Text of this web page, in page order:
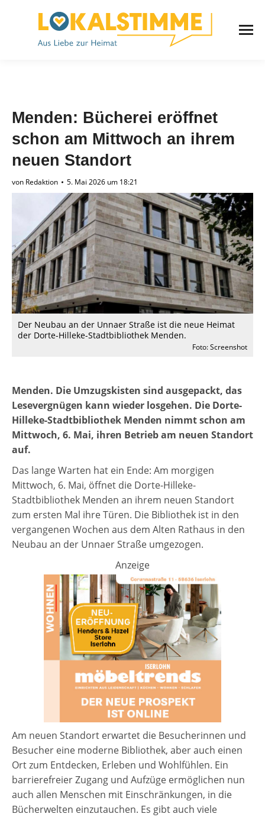
Menden: Bücherei eröffnet
schon am Mittwoch an ihrem
neuen Standort
von Redaktion 5. Mai 2026 um 18:21
Der Neubau an der Unnaer Straße ist die neue Heimat
der Dorte-Hilleke-Stadtbibliothek Menden.
Foto: Screenshot
Menden. Die Umzugskisten sind ausgepackt, das
Lesevergnügen kann wieder losgehen. Die Dorte-
Hilleke-Stadtbibliothek Menden nimmt schon am
Mittwoch, 6. Mai, ihren Betrieb am neuen Standort
auf.
Das lange Warten hat ein Ende: Am morgigen
Mittwoch, 6. Mai, öffnet die Dorte-Hilleke-
Stadtbibliothek Menden an ihrem neuen Standort
zum ersten Mal ihre Türen. Die Bibliothek ist in den
vergangenen Wochen aus dem Alten Rathaus in den
Neubau an der Unnaer Straße umgezogen.
Anzeige
Am neuen Standort erwartet die Besucherinnen und
Besucher eine moderne Bibliothek, aber auch einen
Ort zum Entdecken, Erleben und Wohlfühlen. Ein
barrierefreier Zugang und Aufzüge ermöglichen nun
auch allen Menschen mit Einschränkungen, in die
Bücherwelten einzutauchen. Es gibt auch viele